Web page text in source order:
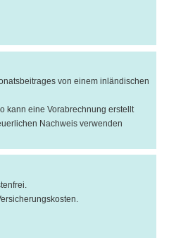
von einem inländischen
kann eine Vorabrechnung erstellt
Nachweis verwenden